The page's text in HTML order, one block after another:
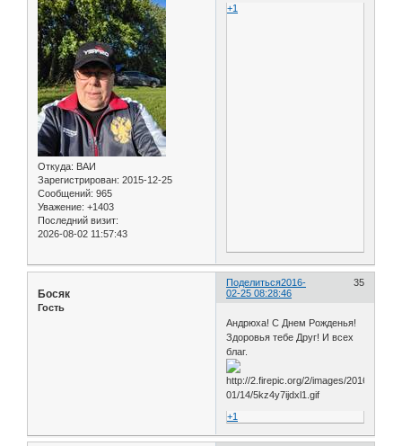
Откуда: ВАИ
Зарегистрирован: 2015-12-25
Сообщений: 965
Уважение: +1403
Последний визит:
2026-08-02 11:57:43
+1
Поделиться 35
2016-
02-25 08:28:46
Босяк
Гость
Андрюха! С Днем Рожденья!
Здоровья тебе Друг! И всех
благ.
+1